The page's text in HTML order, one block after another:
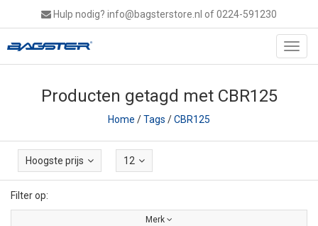
Hulp nodig? info@bagsterstore.nl of 0224-591230
Producten getagd met CBR125
Home /Tags /CBR125
Hoogste prijs 12
Filter op:
Merk